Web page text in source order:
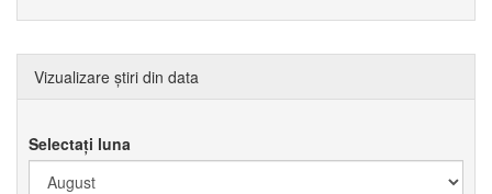
Vizualizare știri din data
Selectați luna